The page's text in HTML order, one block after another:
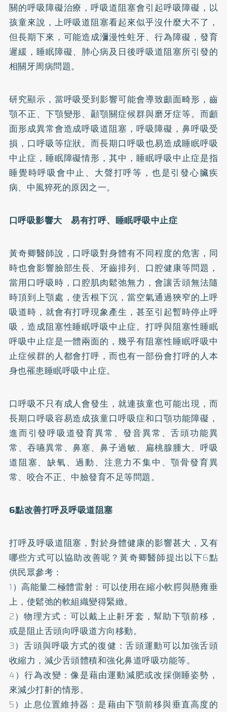
關的呼吸障礙治療，呼吸道阻塞會引起呼吸障礙，以
孩童來說，上呼吸道阻塞看起來似乎沒什麼大不了，
但長期下來，可能造成瀰漫性蛀牙、行為障礙，發育
遲緩，睡眠障礙、肺心病及日後呼吸道阻塞所引發的
相關牙周病問題。
研究顯示，當呼吸受到影響可能會導致顱面畸形，齒
顎不正、下顎變形、顳顎關症候群與磨牙症等。而顱
面形成異常會造成呼吸道阻塞，呼吸障礙，鼻呼吸受
損，口呼吸等症狀。而長期口呼吸也易造成睡眠呼吸
中止症，睡眠障礙情形，其中，睡眠呼吸中止症是指
睡覺時呼吸會中止、大聲打呼等，也是引發心臟疾
病、 中風猝死的原因之一。
口呼吸影響大 易有打呼、睡眠呼吸中止症
黃奇卿醫師說，口呼吸對身體有不同程度的危害，同
時也會影響臉部生長、牙齒排列、口腔健康等問題，
當用口呼吸時，口腔肌肉鬆弛無力，會讓舌頭無法隨
時頂到上顎處，使舌根下沉，當空氣通過狹窄的上呼
吸道時，就會有打呼現象產生，甚至引起暫時停止呼
吸，造成阻塞性睡眠呼吸中止症。打呼與阻塞性睡眠
呼吸中止症是一體兩面的，幾乎有阻塞性睡眠呼吸中
止症候群的人都會打呼，而也有一部份會打呼的人本
身也罹患睡眠呼吸中止症。
口呼吸不只有成人會發生，就連孩童也可能出現，而
長期口呼吸容易造成孩童口呼吸症和口顎功能障礙，
進而引發呼吸道發育異常、發音異常、舌頭功能異
常、吞嚥異常、鼻塞、鼻子過敏、扁桃腺腫大、呼吸
道阻塞、缺氧、過動、注意力不集中、顎骨發育異
常、咬合不正、中臉發育不足等問題。
6點改善打呼及呼吸道阻塞
打呼及呼吸道阻塞，對於身體健康的影響甚大，又有
哪些方式可以協助改善呢？黃奇卿醫師提出以下6點
供民眾參考：
1）高能量二極體雷射：可以使用在縮小軟腭與懸雍垂
上，使鬆弛的軟組織變得緊緻。
2）物理方式：可以戴上止鼾牙套 ，幫助下顎前移，
或是阻止舌頭向呼吸道方向移動。
3）舌頭與呼吸方式的復健：舌頭運動可以加強舌頭
收縮力，減少舌頭體積和強化鼻道呼吸功能等。
4）行為改變：像是藉由運動減肥或改採側睡姿勢，
來減少打鼾的情形。
5）止息位置維持器：是藉由下顎前移與垂直高度的